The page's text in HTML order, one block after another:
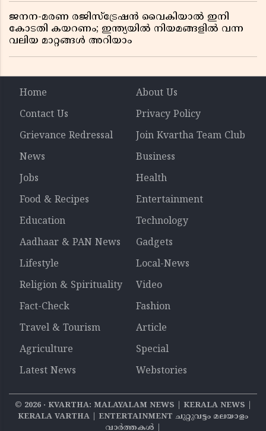
ജനന-മരണ രജിസ്ട്രേഷൻ വൈകിയാൽ ഇനി
കോടതി കയറണം; ഇന്ത്യയിൽ നിയമങ്ങളിൽ വന്ന
വലിയ മാറ്റങ്ങൾ അറിയാം
Home
About Us
Contact Us
Privacy Policy
Grievance Redressal
Join Kvartha Team Club
News
Business
Jobs
Health
Food & Recipes
Entertainment
Education
Technology
Aadhaar & PAN News
Gadgets
Lifestyle
Local-News
Religion & Spirituality
Video
Fact-Check
Fashion
Travel & Tourism
Article
Agriculture
Special
Latest News
Webstories
© 2026‧ KVARTHA: MALAYALAM NEWS | KERALA NEWS |
KERALA VARTHA | ENTERTAINMENT ചുറ്റുവട്ടം മലയാളം
വാര്‍ത്തകൾ |